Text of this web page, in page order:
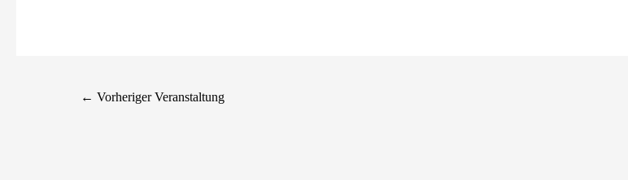
← Vorheriger Veranstaltung